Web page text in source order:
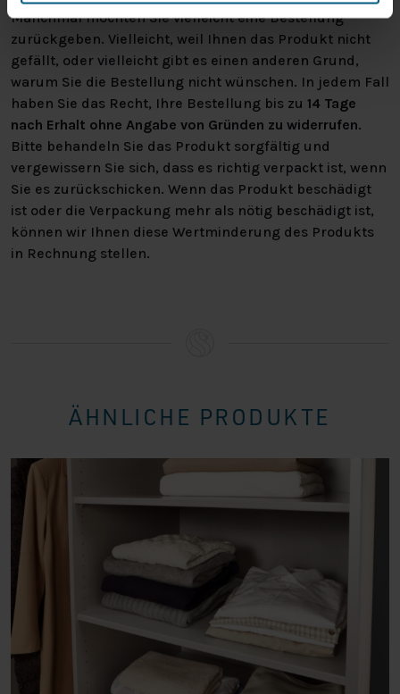
Manchmal möchten Sie vielleicht eine Bestellung
zurückgeben. Vielleicht, weil Ihnen das Produkt nicht
gefällt, oder vielleicht gibt es einen anderen Grund,
warum Sie die Bestellung nicht wünschen. In jedem Fall
haben Sie das Recht, Ihre Bestellung bis zu 14 Tage
nach Erhalt ohne Angabe von Gründen zu widerrufen.
Bitte behandeln Sie das Produkt sorgfältig und
vergewissern Sie sich, dass es richtig verpackt ist, wenn
Sie es zurückschicken. Wenn das Produkt beschädigt
ist oder die Verpackung mehr als nötig beschädigt ist,
können wir Ihnen diese Wertminderung des Produkts
in Rechnung stellen.
ÄHNLICHE PRODUKTE